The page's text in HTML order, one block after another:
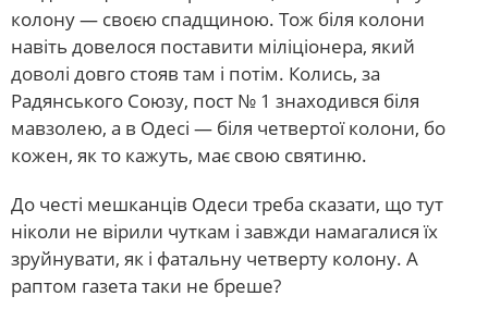
колону — своєю спадщиною. Тож біля колони
навіть довелося поставити міліціонера, який
доволі довго стояв там і потім. Колись, за
Радянського Союзу, пост № 1 знаходився біля
мавзолею, а в Одесі — біля четвертої колони, бо
кожен, як то кажуть, має свою святиню.
До честі мешканців Одеси треба сказати, що тут
ніколи не вірили чуткам і завжди намагалися їх
зруйнувати, як і фатальну четверту колону. А
раптом газета таки не бреше?